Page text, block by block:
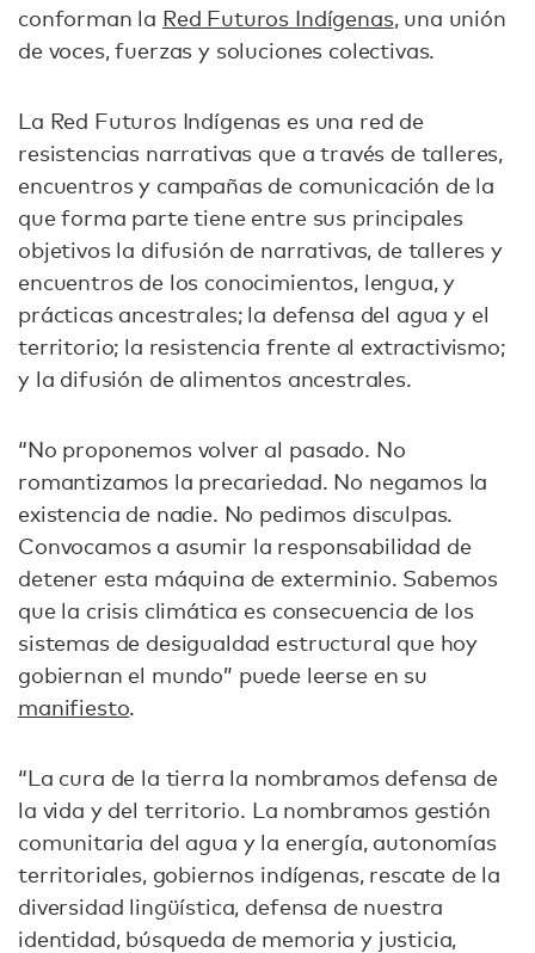
conforman la Red Futuros Indígenas, una unión
de voces, fuerzas y soluciones colectivas.
La Red Futuros Indígenas es una red de
resistencias narrativas que a través de talleres,
encuentros y campañas de comunicación de la
que forma parte tiene entre sus principales
objetivos la difusión de narrativas, de talleres y
encuentros de los conocimientos, lengua, y
prácticas ancestrales; la defensa del agua y el
territorio; la resistencia frente al extractivismo;
y la difusión de alimentos ancestrales.
“No proponemos volver al pasado. No
romantizamos la precariedad. No negamos la
existencia de nadie. No pedimos disculpas.
Convocamos a asumir la responsabilidad de
detener esta máquina de exterminio. Sabemos
que la crisis climática es consecuencia de los
sistemas de desigualdad estructural que hoy
gobiernan el mundo” puede leerse en su
manifiesto.
“La cura de la tierra la nombramos defensa de
la vida y del territorio. La nombramos gestión
comunitaria del agua y la energía, autonomías
territoriales, gobiernos indígenas, rescate de la
diversidad lingüística, defensa de nuestra
identidad, búsqueda de memoria y justicia,